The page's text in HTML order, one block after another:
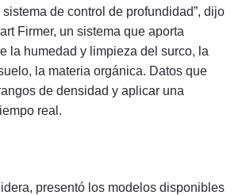
de control de profundidad”, dijo
Firmer, un sistema que aporta
la humedad y limpieza del surco, la
la materia orgánica. Datos que
de densidad y aplicar una
real.
presentó los modelos disponibles